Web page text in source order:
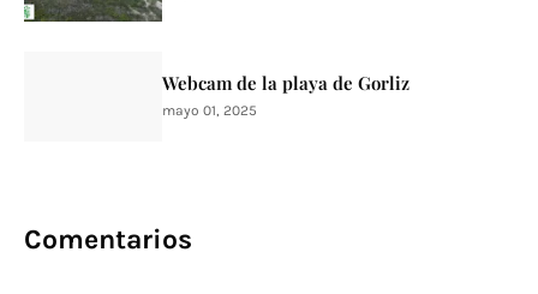
Webcam de la playa de Gorliz
mayo 01, 2025
Comentarios